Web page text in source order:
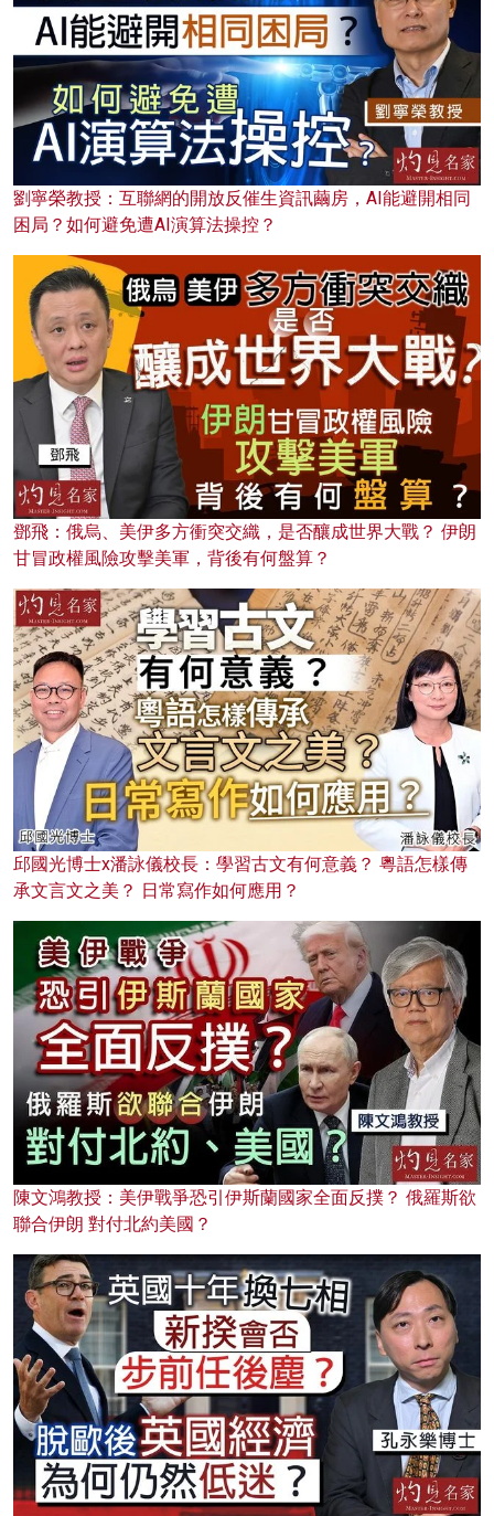
劉寧榮教授：互聯網的開放反催生資訊繭房，AI能避開相同
困局？如何避免遭AI演算法操控？
鄧飛：俄烏、美伊多方衝突交織，是否釀成世界大戰？ 伊朗
甘冒政權風險攻擊美軍，背後有何盤算？
邱國光博士x潘詠儀校長：學習古文有何意義？ 粵語怎樣傳
承文言文之美？ 日常寫作如何應用？
陳文鴻教授：美伊戰爭恐引伊斯蘭國家全面反撲？ 俄羅斯欲
聯合伊朗 對付北約美國？